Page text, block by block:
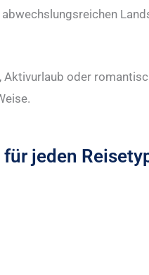
Aktivurlaub oder
jeden